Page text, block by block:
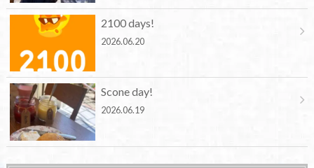
2100 days!
2026.06.20
Scone day!
2026.06.19